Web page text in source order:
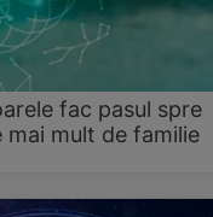
fac pasul spre
mai mult de familie